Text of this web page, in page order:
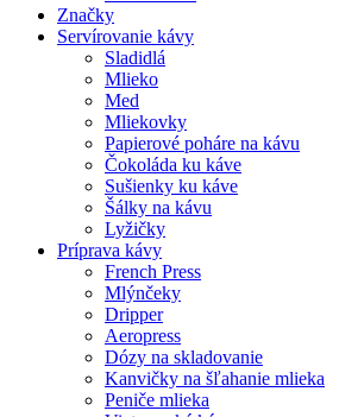
Značky
Servírovanie kávy
Sladidlá
Mlieko
Med
Mliekovky
Papierové poháre na kávu
Čokoláda ku káve
Sušienky ku káve
Šálky na kávu
Lyžičky
Príprava kávy
French Press
Mlýnčeky
Dripper
Aeropress
Dózy na skladovanie
Kanvičky na šľahanie mlieka
Peniče mlieka